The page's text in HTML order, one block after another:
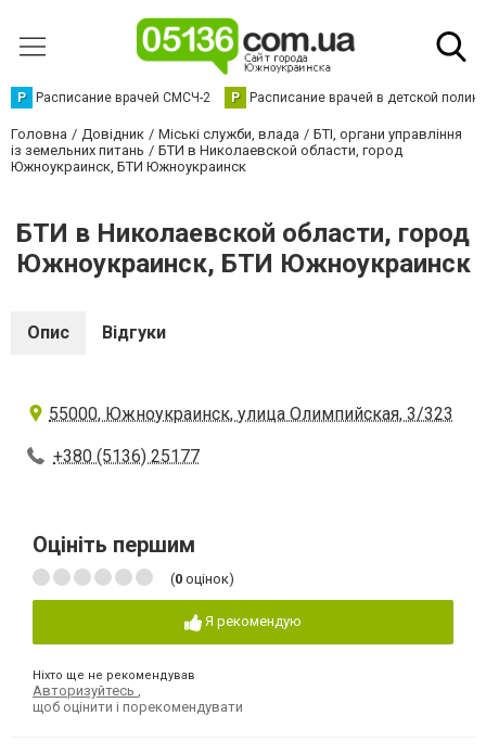
Р Расписание врачей СМСЧ-2 Р Расписание врачей в детской
Головна Довідник Міські служби, влада
БТІ, органи управління
із земельних питань
БТИ в Николаевской области, город
Южноукраинск, БТИ Южноукраинск
БТИ в Николаевской области, город
Южноукраинск, БТИ Южноукраинск
Опис Відгуки
55000, Южноукраинск, улица Олимпийская, 3/323
+380 (5136) 25177
Оцініть першим
(0 оцінок)
Я рекомендую
Ніхто ще не рекомендував
Авторизуйтесь
щоб оцінити і порекомендувати